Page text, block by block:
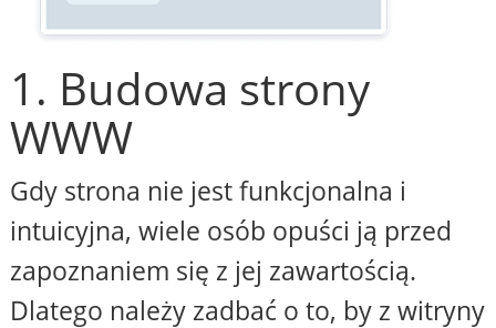
1. Budowa strony
WWW
Gdy strona nie jest funkcjonalna i
intuicyjna, wiele osób opuści ją przed
zapoznaniem się z jej zawartością.
Dlatego należy zadbać o to, by z witryny